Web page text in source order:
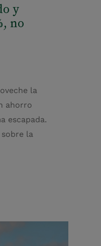
y
no
la
ahorro
escapada.
sobre la